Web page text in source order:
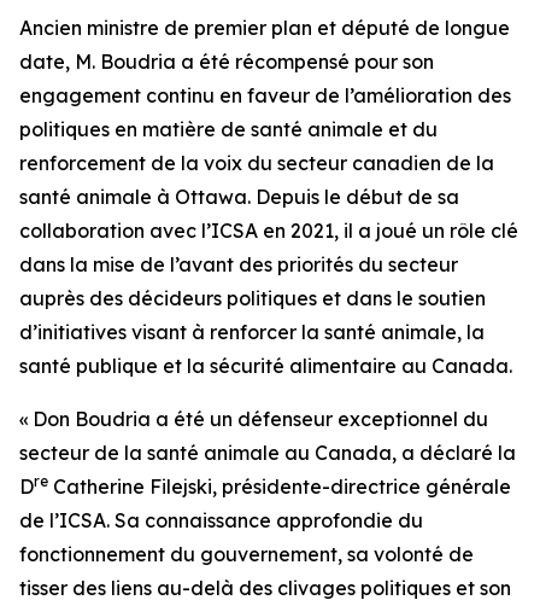
Ancien ministre de premier plan et député de longue
date, M. Boudria a été récompensé pour son
engagement continu en faveur de l’amélioration des
politiques en matière de santé animale et du
renforcement de la voix du secteur canadien de la
santé animale à Ottawa. Depuis le début de sa
collaboration avec l’ICSA en 2021, il a joué un rôle clé
dans la mise de l’avant des priorités du secteur
auprès des décideurs politiques et dans le soutien
d’initiatives visant à renforcer la santé animale, la
santé publique et la sécurité alimentaire au Canada.
« Don Boudria a été un défenseur exceptionnel du
secteur de la santé animale au Canada, a déclaré la
Dre Catherine Filejski, présidente-directrice générale
de l’ICSA. Sa connaissance approfondie du
fonctionnement du gouvernement, sa volonté de
tisser des liens au-delà des clivages politiques et son